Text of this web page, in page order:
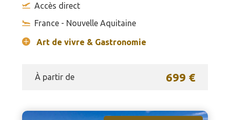
Accès direct
France - Nouvelle Aquitaine
Art de vivre & Gastronomie
À partir de 699 €